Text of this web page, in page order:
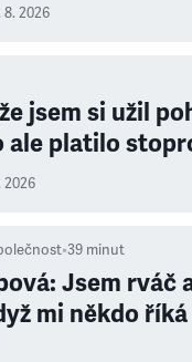
8. 2026
jsem si užil
ale platilo
2026
•39 minut
Jsem rváč
mi někdo říká